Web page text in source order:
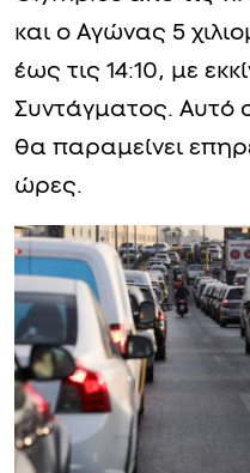
Olympics από τις
και ο Αγώνας 5
έως τις 14:10, με
Συντάγματος. Αυτό
θα παραμείνει
ώρες.